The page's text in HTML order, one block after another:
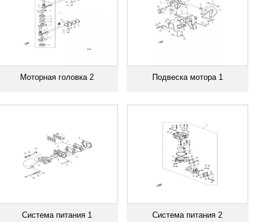
Моторная головка 2 Подвеска мотора 1
Система питания 1 Система питания 2